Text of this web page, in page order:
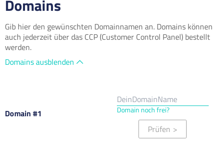
Domains
Gib hier den gewünschten Domainnamen an. Domains können
auch jederzeit über das CCP (Customer Control Panel) bestellt
werden.
Domains ausblenden
Domain #1 Domain noch frei?
Prüfen >